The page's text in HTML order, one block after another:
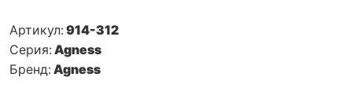
Артикул: 914-312
Серия: Agness
Бренд: Agness